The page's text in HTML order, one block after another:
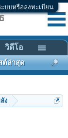
ะบบหรือลงทะเบียน
ง
ต์ล่าสุด
วิดีโอ